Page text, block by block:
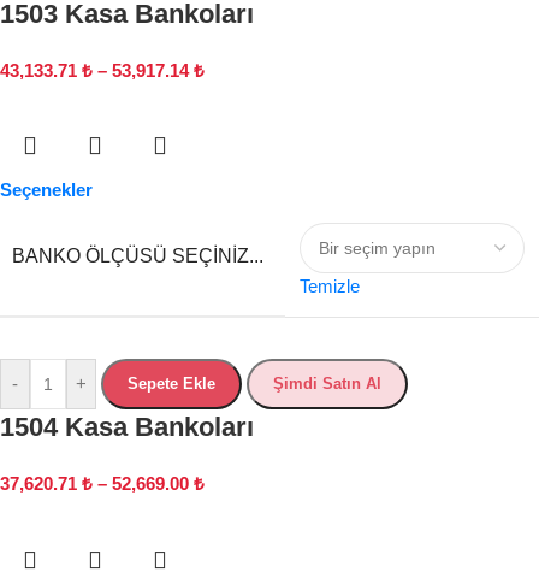
1503 Kasa Bankoları
43,133.71 ₺ – 53,917.14₺
Seçenekler
BANKO ÖLÇÜSÜ SEÇINIZ...
Temizle
- + Sepete Ekle Şimdi Satın Al
1504 Kasa Bankoları
37,620.71 ₺ – 52,669.00 ₺